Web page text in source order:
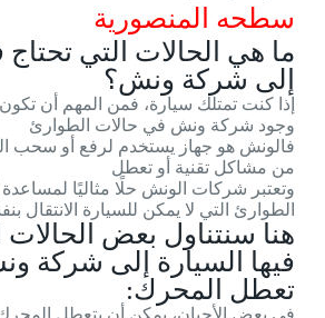
سطحه المنصورية
ما هي الحالات التي تحتاج
إلى شركة ونش؟
إذا كنت تمتلك سيارة، فمن المهم أن
وجود شركة ونش في حالات الطوارئ
فالونش هو جهاز يستخدم لرفع أو سحب
من مشاكل تقنية أو تعطل
وتعتبر شركات الونش حلًا مثاليًا
الطوارئ التي لا يمكن للسيارة الانتقال
هنا سنتناول بعض الحالات
فيها السيارة إلى شركة
تعطل المحرك: